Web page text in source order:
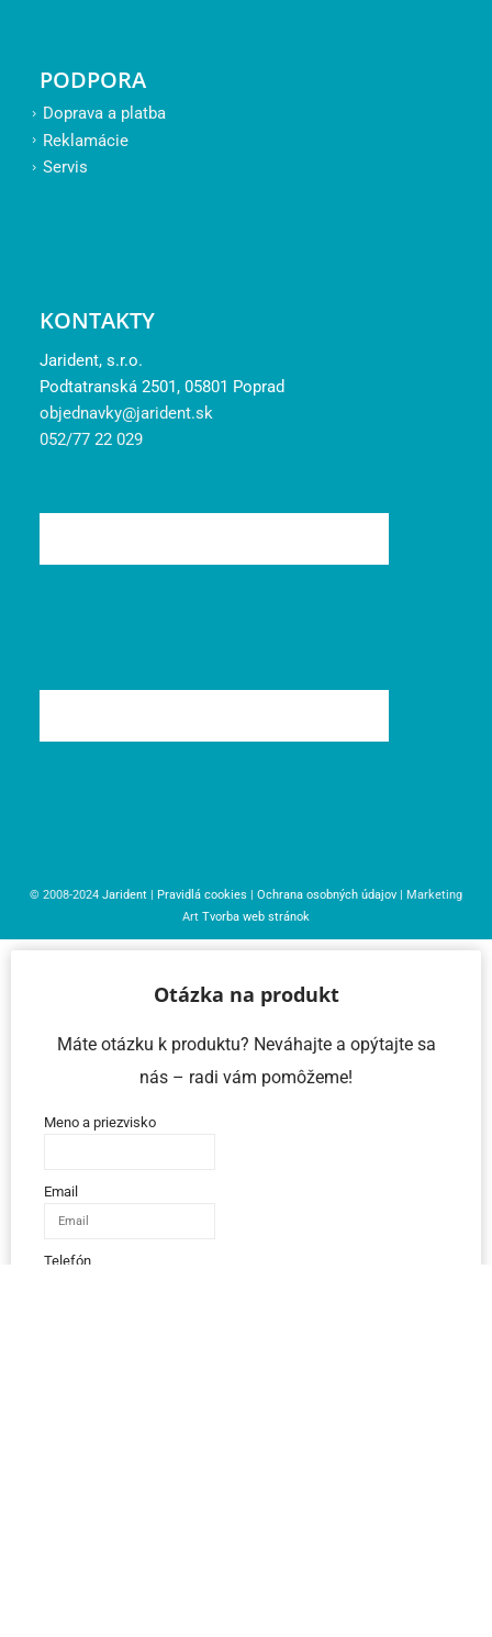
PODPORA
Doprava a platba
Reklamácie
Servis
KONTAKTY
Jarident, s.r.o.
Podtatranská 2501, 05801 Poprad
objednavky@jarident.sk
052/77 22 029
© 2008-2024 Jarident | Pravidlá cookies | Ochrana osobných údajov | Marketing
Art Tvorba web stránok
Otázka na produkt
Máte otázku k produktu? Neváhajte a opýtajte sa
nás – radi vám pomôžeme!
Meno a priezvisko
Email
Telefón